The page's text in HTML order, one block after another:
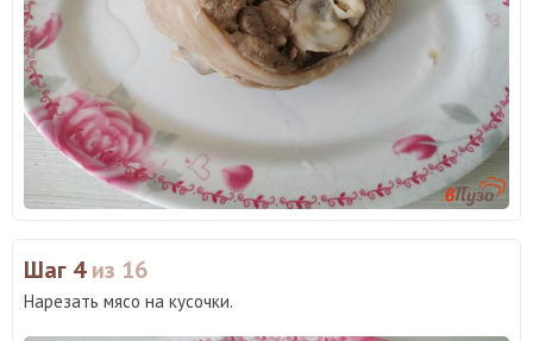
Шаг 4из 16
Нарезать мясо на кусочки.